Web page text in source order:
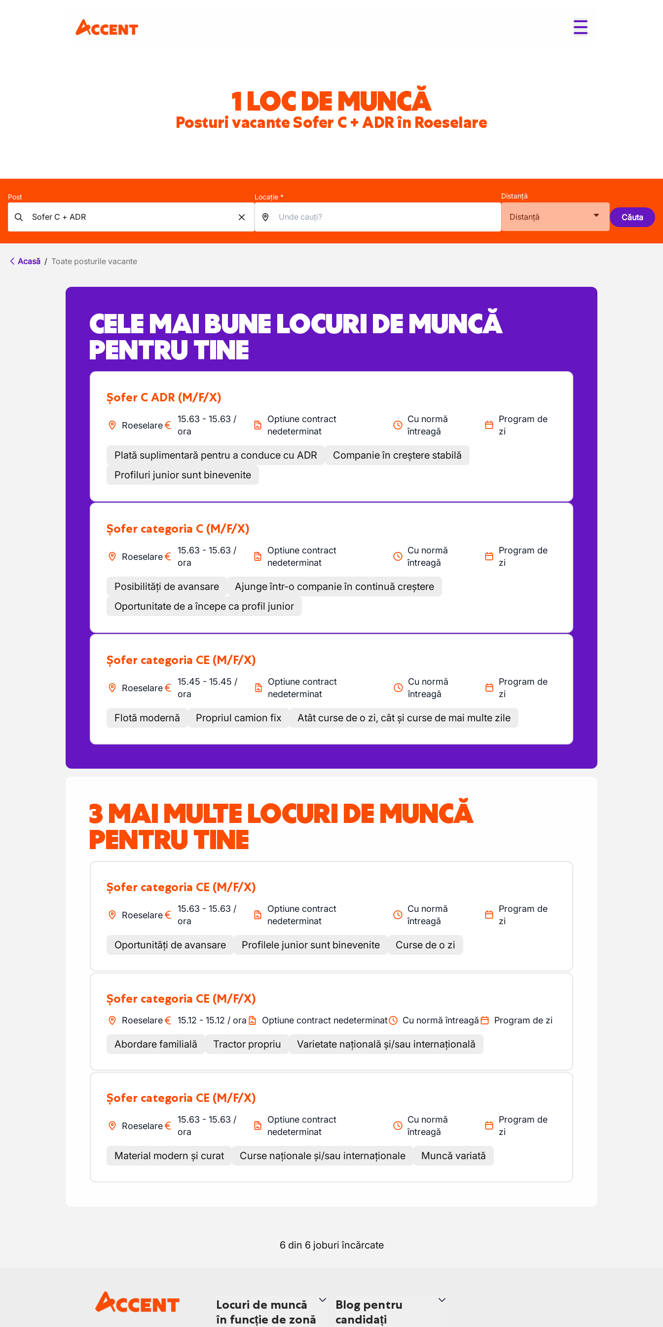
1 LOC DE MUNCĂ
Posturi vacante Sofer C + ADR în Roeselare
Post Locație * Distanță
Distanță Căuta
Acasă / Toate posturile vacante
CELE MAI BUNE LOCURI DE MUNCĂ
PENTRU TINE
Șofer C ADR (M/F/X)
Roeselare
15.63 - 15.63 /
ora
Optiune contract
nedeterminat
Cu normă
întreagă
Program de
zi
Plată suplimentară pentru a conduce cu ADR
Companie în creștere stabilă
Profiluri junior sunt binevenite
Șofer categoria C (M/F/X)
Roeselare
15.63 - 15.63 /
ora
Optiune contract
nedeterminat
Cu normă
întreagă
Program de
zi
Posibilități de avansare
Ajunge într-o companie în continuă creștere
Oportunitate de a începe ca profil junior
Șofer categoria CE (M/F/X)
Roeselare
15.45 - 15.45 /
ora
Optiune contract
nedeterminat
Cu normă
întreagă
Program de
zi
Flotă modernă Propriul camion fix Atât curse de o zi, cât și curse de mai multe zile
3 MAI MULTE LOCURI DE MUNCĂ
PENTRU TINE
Șofer categoria CE (M/F/X)
Roeselare
15.63 - 15.63 /
ora
Optiune contract
nedeterminat
Cu normă
întreagă
Program de
zi
Oportunități de avansare Profilele junior sunt binevenite Curse de o zi
Șofer categoria CE (M/F/X)
Roeselare 15.12 - 15.12 / ora Optiune contract nedeterminat Cu normă întreagă Program de zi
Abordare familială Tractor propriu Varietate națională și/sau internațională
Șofer categoria CE (M/F/X)
Roeselare
15.63 - 15.63 /
ora
Optiune contract
nedeterminat
Cu normă
întreagă
Program de
zi
Material modern și curat Curse naționale și/sau internaționale Muncă variată
6 din 6 joburi încărcate
Locuri de muncă
în funcție de zonă
Blog pentru
candidați